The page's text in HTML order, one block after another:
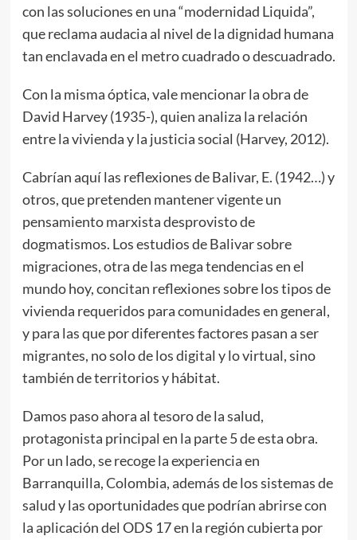
con las soluciones en una “modernidad Liquida”,
que reclama audacia al nivel de la dignidad humana
tan enclavada en el metro cuadrado o descuadrado.
Con la misma óptica, vale mencionar la obra de
David Harvey (1935-), quien analiza la relación
entre la vivienda y la justicia social (Harvey, 2012).
Cabrían aquí las reflexiones de Balivar, E. (1942…) y
otros, que pretenden mantener vigente un
pensamiento marxista desprovisto de
dogmatismos. Los estudios de Balivar sobre
migraciones, otra de las mega tendencias en el
mundo hoy, concitan reflexiones sobre los tipos de
vivienda requeridos para comunidades en general,
y para las que por diferentes factores pasan a ser
migrantes, no solo de los digital y lo virtual, sino
también de territorios y hábitat.
Damos paso ahora al tesoro de la salud,
protagonista principal en la parte 5 de esta obra.
Por un lado, se recoge la experiencia en
Barranquilla, Colombia, además de los sistemas de
salud y las oportunidades que podrían abrirse con
la aplicación del ODS 17 en la región cubierta por